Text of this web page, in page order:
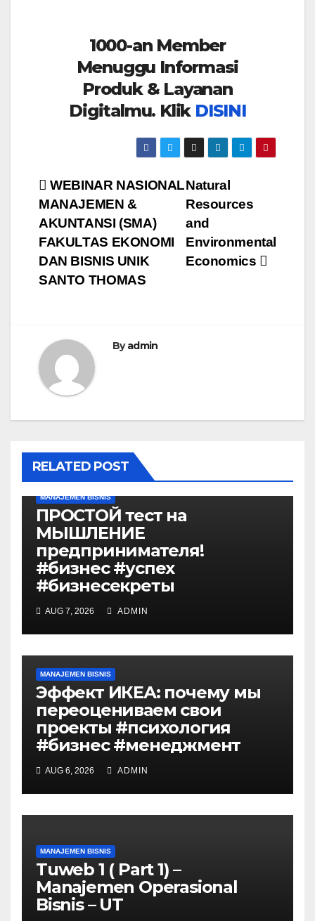
1000-an Member
Menuggu Informasi
Produk & Layanan
Digitalmu. Klik DISINI
Post
navigation
Natural
Resources
and
Environmental
Economics
WEBINAR NASIONAL
MANAJEMEN &
AKUNTANSI (SMA)
FAKULTAS EKONOMI
DAN BISNIS UNIK
SANTO THOMAS
Byadmin
RELATED POST
MANAJEMEN BISNIS
ПРОСТОЙ тест на
МЫШЛЕНИЕ
предпринимателя!
#бизнес #успех
#бизнесекреты
AUG 7, 2026 ADMIN
MANAJEMEN BISNIS
Эффект ИКЕА: почему мы
переоцениваем свои
проекты #психология
#бизнес #менеджмент
AUG 6, 2026 ADMIN
MANAJEMEN BISNIS
Tuweb 1 ( Part 1) –
Manajemen Operasional
Bisnis – UT